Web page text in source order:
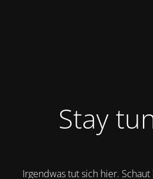
Stay
Irgendwas tut sich hier.